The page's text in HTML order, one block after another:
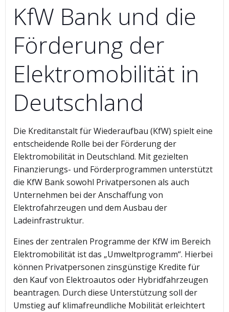
KfW Bank und die
Förderung der
Elektromobilität in
Deutschland
Die Kreditanstalt für Wiederaufbau (KfW) spielt eine
entscheidende Rolle bei der Förderung der
Elektromobilität in Deutschland. Mit gezielten
Finanzierungs- und Förderprogrammen unterstützt
die KfW Bank sowohl Privatpersonen als auch
Unternehmen bei der Anschaffung von
Elektrofahrzeugen und dem Ausbau der
Ladeinfrastruktur.
Eines der zentralen Programme der KfW im Bereich
Elektromobilität ist das „Umweltprogramm“. Hierbei
können Privatpersonen zinsgünstige Kredite für
den Kauf von Elektroautos oder Hybridfahrzeugen
beantragen. Durch diese Unterstützung soll der
Umstieg auf klimafreundliche Mobilität erleichtert